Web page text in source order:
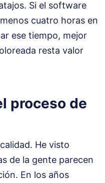
Si el software
cuatro horas en
ese tiempo, mejor
resta valor
proceso de
He visto
de la gente parecen
En los años